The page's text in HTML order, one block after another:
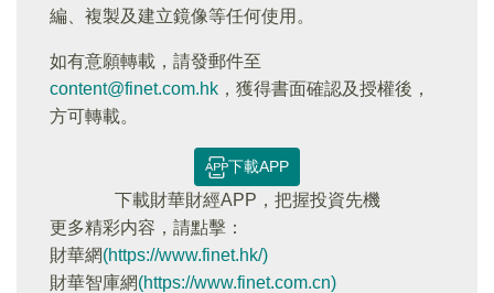
編、複製及建立鏡像等任何使用。
如有意願轉載，請發郵件至
content@finet.com.hk ，獲得書面確認及授權後，
方可轉載。
下載APP
下載財華財經APP，把握投資先機
更多精彩内容，請點擊：
財華網(https://www.finet.hk/)
財華智庫網(https://www.finet.com.cn)